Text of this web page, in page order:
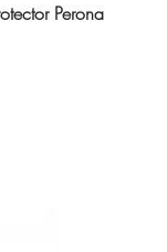
Perona